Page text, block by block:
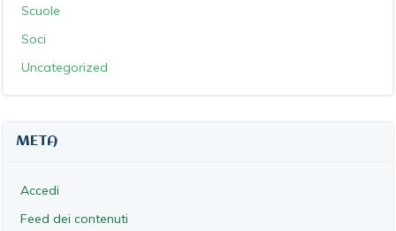
Scuole
Soci
Uncategorized
META
Accedi
Feed dei contenuti